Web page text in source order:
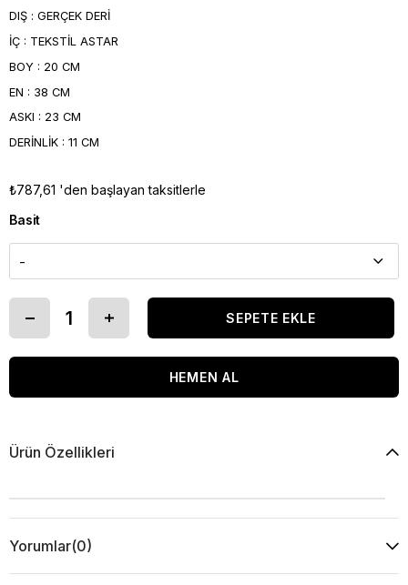
DIŞ : GERÇEK DERİ
İÇ : TEKSTİL ASTAR
BOY : 20 CM
EN : 38 CM
ASKI : 23 CM
DERİNLİK : 11 CM
₺787,61 'den başlayan taksitlerle
Basit
Ürün Özellikleri
Yorumlar(0)